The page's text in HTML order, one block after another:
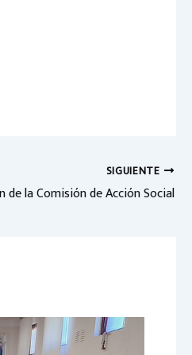
SIGUIENTE
de la Comisión de Acción Social